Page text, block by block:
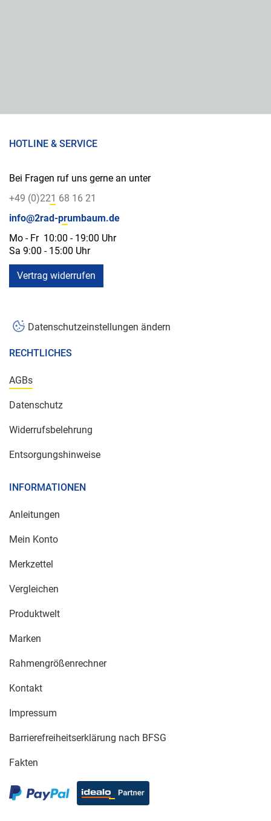
HOTLINE & SERVICE
Bei Fragen ruf uns gerne an unter
+49 (0)221 68 16 21
info@2rad-prumbaum.de
Mo - Fr 10:00 - 19:00 Uhr
Sa 9:00 - 15:00 Uhr
Vertrag widerrufen
Datenschutzeinstellungen ändern
RECHTLICHES
AGBs
Datenschutz
Widerrufsbelehrung
Entsorgungshinweise
INFORMATIONEN
Anleitungen
Mein Konto
Merkzettel
Vergleichen
Produktwelt
Marken
Rahmengrößenrechner
Kontakt
Impressum
Barrierefreiheitserklärung nach BFSG
Fakten